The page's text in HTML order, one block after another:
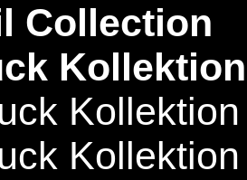
Collection